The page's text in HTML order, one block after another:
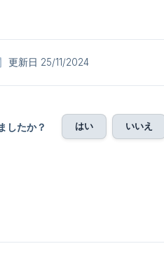
更新日 25/11/2024
したか？ はい いいえ